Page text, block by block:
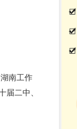
南工作
二中、